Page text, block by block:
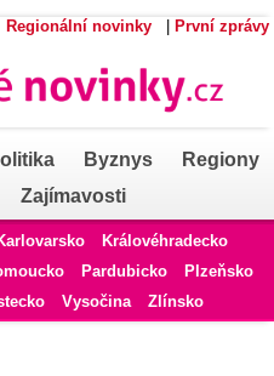
Regionální novinky První zprávy
Byznys
Regiony
Zajímavosti
Královéhradecko
Pardubicko
Plzeňsko
Vysočina Zlínsko